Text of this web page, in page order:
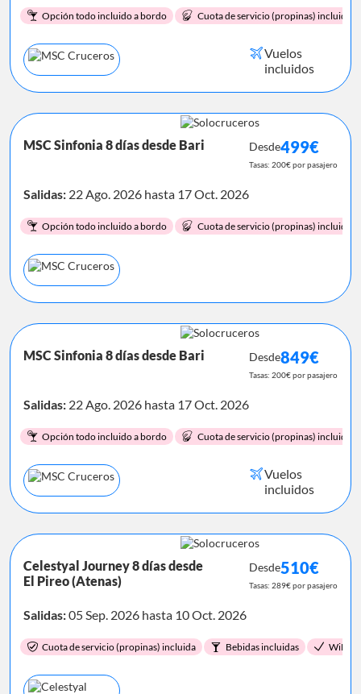
Vuelos
incluidos
Opción todo incluido a bordo Cuota de servicio (propinas) incluida.
MSC Sinfonia 8 días desde Bari Desde499€
Tasas: 200€ por pasajero
Salidas: 22 Ago. 2026 hasta 17 Oct. 2026
Opción todo incluido a bordo Cuota de servicio (propinas) incluida.
MSC Sinfonia 8 días desde Bari
Vuelos
incluidos
Desde849€
Tasas: 200€ por pasajero
Salidas: 22 Ago. 2026 hasta 17 Oct. 2026
Opción todo incluido a bordo Cuota de servicio (propinas) incluida.
Celestyal Journey 8 días desde
El Pireo (Atenas)
Desde510€
Tasas: 289€ por pasajero
Salidas:05 Sep. 2026 hasta 10 Oct. 2026
Cuota de servicio (propinas) incluida Bebidas incluidas WiFi